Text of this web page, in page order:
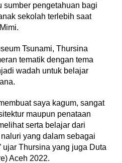
sumber pengetahuan bagi
sekolah terlebih saat
Tsunami, Thursina
tematik dengan tema
wadah untuk belajar
saya kagum, sangat
maupun penataan
serta belajar dari
yang dalam sebagai
ujar Thursina yang juga Duta
Aceh 2022.